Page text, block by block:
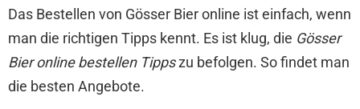
Das Bestellen von Gösser Bier online ist einfach, wenn
man die richtigen Tipps kennt. Es ist klug, die Gösser
Bier online bestellen Tippszu befolgen. So findet man
die besten Angebote.